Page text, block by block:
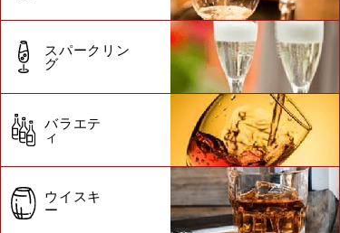
スパークリン
グ
バラエテ
ィ
ウイスキ
ー